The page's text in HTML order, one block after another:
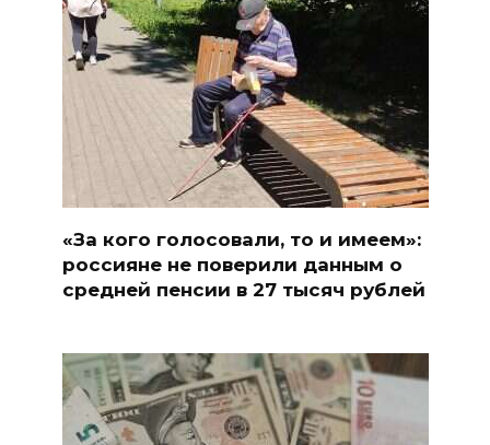
«За кого голосовали, то и имеем»:
россияне не поверили данным о
средней пенсии в 27 тысяч рублей